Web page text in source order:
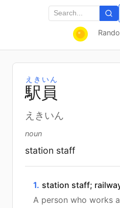
駅 員
えきいん
えきいん
noun
station staff
1. station staff;
A person who works